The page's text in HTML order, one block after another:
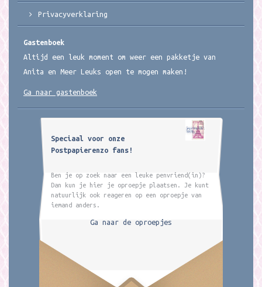
Privacyverklaring
Gastenboek
Altijd een leuk moment om weer een pakketje van
Anita en Meer Leuks open te mogen maken!
Ga naar gastenboek
Speciaal voor onze
Postpapierenzo fans!
Ben je op zoek naar een leuke penvriend(in)?
Dan kun je hier je oproepje plaatsen. Je kunt
natuurlijk ook reageren op een oproepje van
iemand anders.
Ga naar de oproepjes